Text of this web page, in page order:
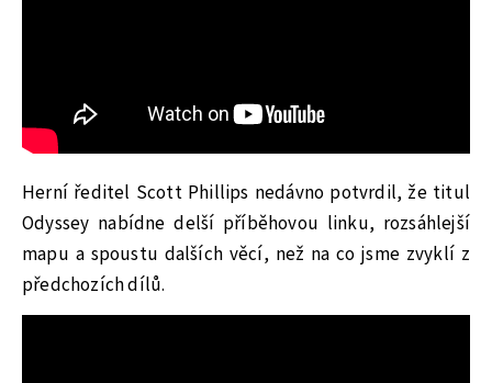
Herní ředitel Scott Phillips nedávno potvrdil, že titul
Odyssey nabídne delší příběhovou linku, rozsáhlejší
mapu a spoustu dalších věcí, než na co jsme zvyklí z
předchozích dílů.